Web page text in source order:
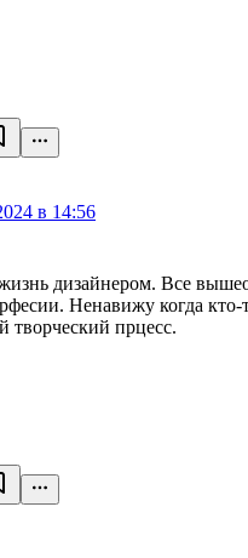
в 14:56
дизайнером. Все
Ненавижу когда кто-
творческий прцесс.